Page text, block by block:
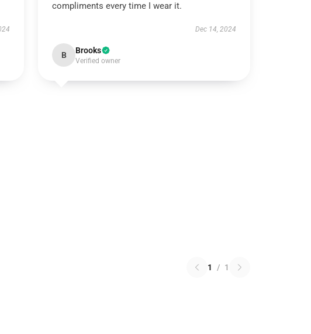
compliments every time I wear it.
Dec 14, 2024
B Brooks
Verified owner
1 / 1